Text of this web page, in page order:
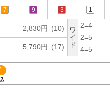
7 9 3 1
2,830円 (10)
ワ
イ
ド
2=4
2=5
4=5
5,790円 (17)